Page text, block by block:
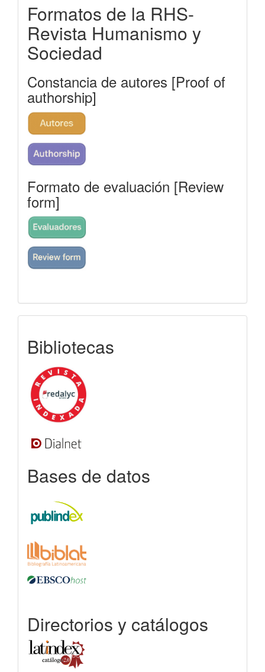
rhs
Formatos de la RHS-
Revista Humanismo y
Sociedad
Constancia de autores [Proof of
authorship]
Formato de evaluación [Review
form]
Bibliotecas
Bases de datos
Directorios y catálogos